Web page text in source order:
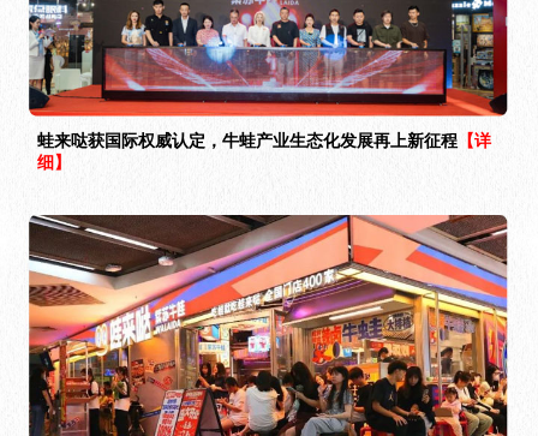
蛙来哒获国际权威认定，牛蛙产业生态化发展再上新征程 【详
细】